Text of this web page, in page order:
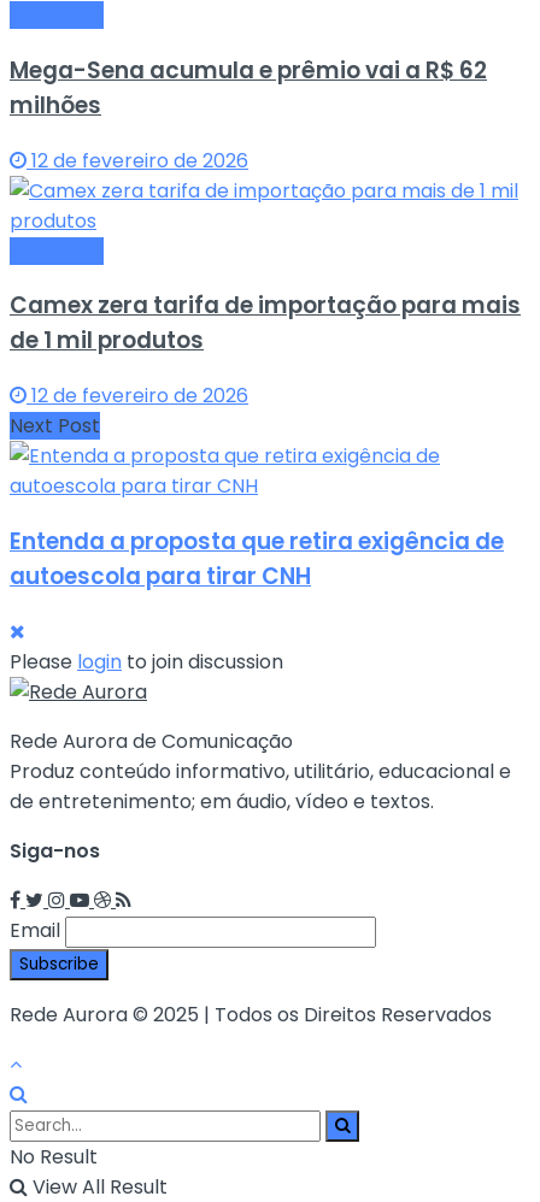
Mega-Sena acumula e prêmio vai a R$ 62
milhões
12 de fevereiro de 2026
Camex zera tarifa de importação para mais
de 1 mil produtos
12 de fevereiro de 2026
Next Post
Entenda a proposta que retira exigência de
autoescola para tirar CNH
Please login to join discussion
Rede Aurora de Comunicação
Produz conteúdo informativo, utilitário, educacional e
de entretenimento; em áudio, vídeo e textos.
Siga-nos
Email
Rede Aurora © 2025 | Todos os Direitos Reservados
No Result
View All Result